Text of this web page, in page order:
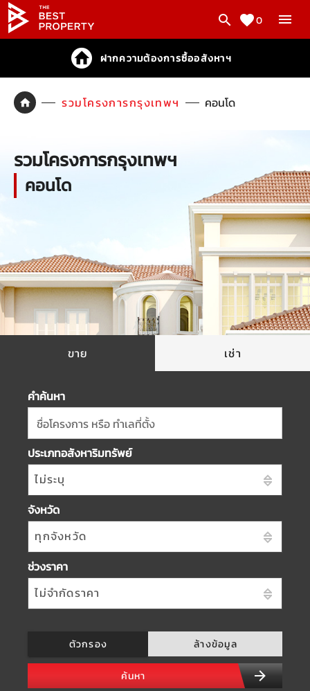
0
ฝากความต้องการซื้ออสังหาฯ
รวมโครงการกรุงเทพฯ คอนโด
รวมโครงการกรุงเทพฯ
คอนโด
ขาย เช่า
คำค้นหา
ชื่อโครงการ หรือ ทำเลที่ตั้ง
ประเภทอสังหาริมทรัพย์
ไม่ระบุ
จังหวัด
ทุกจังหวัด
ช่วงราคา
ไม่จำกัดราคา
ตัวกรอง ล้างข้อมูล
ค้นหา